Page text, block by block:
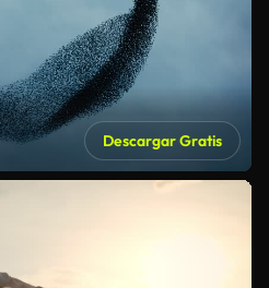
Descargar Gratis